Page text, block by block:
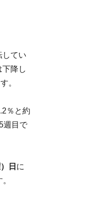
してい
降し
。
％と約
週目で
日 に